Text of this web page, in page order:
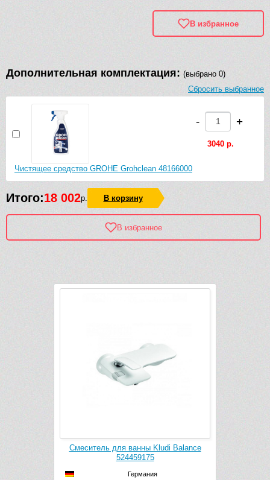
В избранное
Дополнительная комплектация: (выбрано 0)
Сбросить выбранное
Чистящее средство GROHE Grohclean 48166000
- +
3040 р.
Итого:18 002р. В корзину
В избранное
Смеситель для ванны Kludi Balance
524459175
Германия